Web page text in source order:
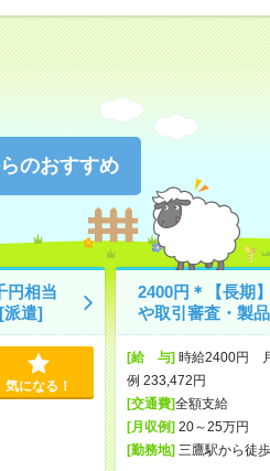
のおすすめ
円相当
派遣]
気になる！
2400円＊【長期
や取引審査・製
[給 与]時給2400円
例 233,472円
[交通費]全額支給
[月収例]20～25万円
[勤務地]三鷹駅から徒